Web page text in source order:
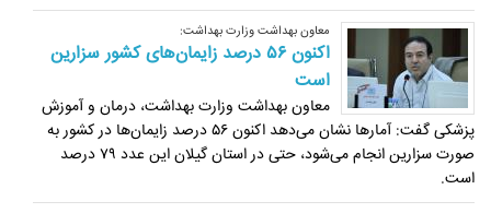
معاون بهداشت وزارت بهداشت:
اکنون ۵۶ درصد زایمان‌های کشور سزارین
است
معاون بهداشت وزارت بهداشت، درمان و آموزش
پزشکی گفت: آمارها نشان می‌دهد اکنون ۵۶ درصد زایمان‌ها در کشور به
صورت سزارین انجام می‌شود، حتی در استان گیلان این عدد ۷۹ درصد
است.